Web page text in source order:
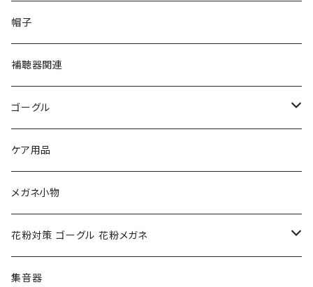
PAGE BOY ページボーイ
フルラ FURLA
トムフォード TOM FORD
NIKE ナイキ
クロエ chloe
ポリス POLICE
adidas アディダス
VivienneWestwood ヴィヴィアン
FURLA フルラ
トムフォード TOM FORD
Oakley オークリー
renoma レノマ
RODEN STOCK ローデンストック
アーバンリサーチ URBAN RESEARCH
エッシェンバッハ Eschenbach
PORSCHE DESIGN ポルシェデザイン
ルーペ
帽子
補聴器関連
ゴーグル
アックス AXE
花粉対策ゴーグル
度つき対応ゴーグル
コンバース CONVERSE
ケア用品
メガネ小物
花粉対策 ゴーグル 花粉メガネ
S-size
集音器